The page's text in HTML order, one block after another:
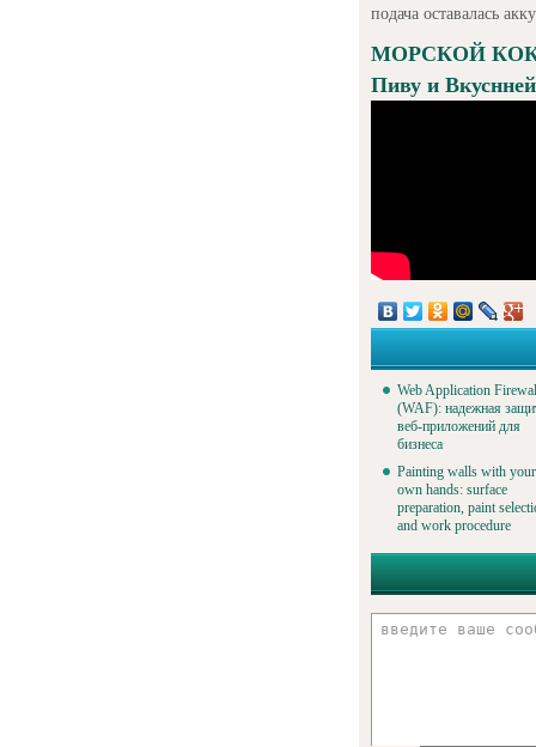
подача оставалась
МОРСКОЙ
Пиву и
Web Application
(WAF): надежная
веб-приложений для
бизнеса
Painting walls with your
own hands: surface
preparation, paint
and work procedure